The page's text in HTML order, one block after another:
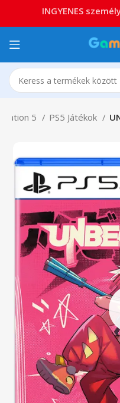
5 PS5 Játékok
INGYENES